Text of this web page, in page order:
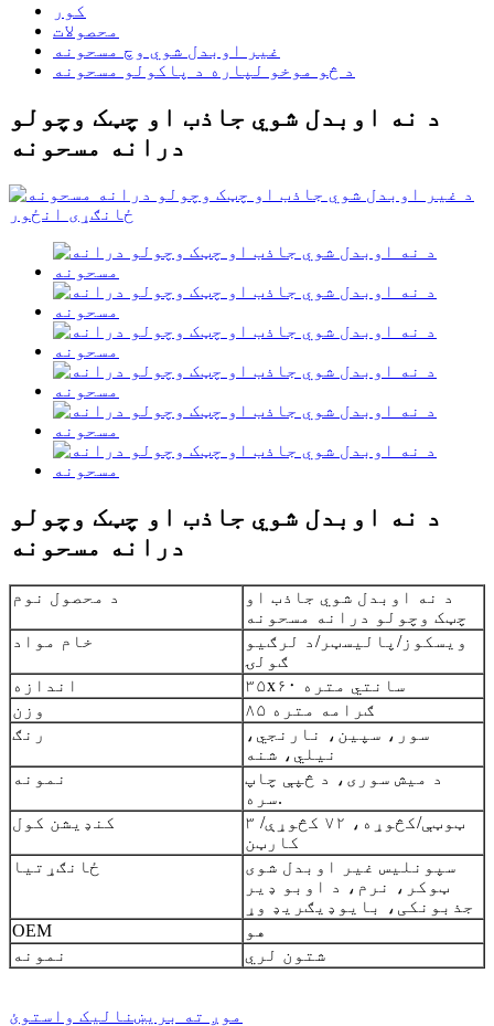
کور
محصولات
غیر اوبدل شوي وچ مسحونه
د څو موخو لپاره د پاکولو مسحونه
د نه اوبدل شوي جاذب او چټک وچولو
درانه مسحونه
د نه اوبدل شوي جاذب او چټک وچولو
درانه مسحونه
د محصول نوم
د نه اوبدل شوي جاذب او
چټک وچولو درانه مسحونه
خام مواد
ویسکوز/پالیسټر/د لرګیو
ګولۍ
اندازه
۳۵x۶۰ سانتي متره
وزن
۸۵ ګرامه متره
رنګ
سور، سپین، نارنجي،
نیلي، شنه
نمونه
د میش سوری، د څپې چاپ
سره.
کنډیشن کول
۳ ټوټې/کڅوړه، ۷۲ کڅوړې/
کارټن
ځانګړتیا
سپونلیس غیر اوبدل شوی
ټوکر، نرم، د اوبو ډیر
جذبونکی، بایوډیګریډ وړ
OEM
هو
نمونه
شتون لري
موږ ته بریښنالیک واستوئ